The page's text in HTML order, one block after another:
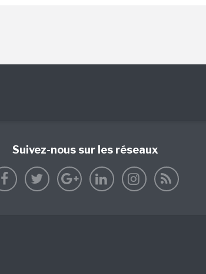
Suivez-nous sur les réseaux